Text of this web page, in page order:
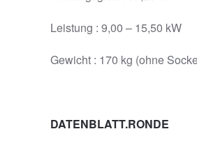
Leistung : 9,00 – 15,50 kW
Gewicht : 170 kg (ohne
DATENBLATT.RONDE